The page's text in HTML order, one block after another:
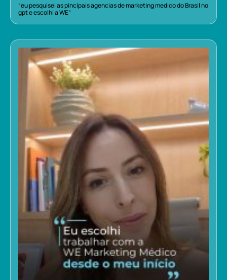
“eu pesquisei as pincipais agencias de marketing medico do Brasil no
gpt e escolhi a WE”